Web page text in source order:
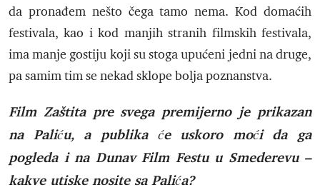
da pronađem nešto čega tamo nema. Kod domaćih
festivala, kao i kod manjih stranih filmskih festivala,
ima manje gostiju koji su stoga upućeni jedni na druge,
pa samim tim se nekad sklope bolja poznanstva.
Film Zaštita pre svega premijerno je prikazan
na Paliću, a publika će uskoro moći da ga
pogleda i na Dunav Film Festu u Smederevu –
kakve utiske nosite sa Palića?